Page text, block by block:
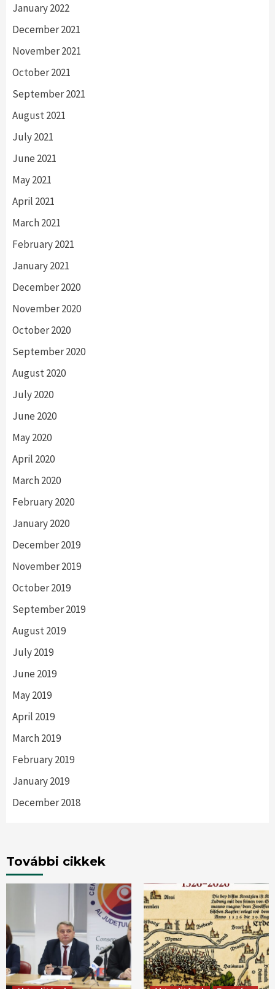
January 2022
December 2021
November 2021
October 2021
September 2021
August 2021
July 2021
June 2021
May 2021
April 2021
March 2021
February 2021
January 2021
December 2020
November 2020
October 2020
September 2020
August 2020
July 2020
June 2020
May 2020
April 2020
March 2020
February 2020
January 2020
December 2019
November 2019
October 2019
September 2019
August 2019
July 2019
June 2019
May 2019
April 2019
March 2019
February 2019
January 2019
December 2018
További cikkek